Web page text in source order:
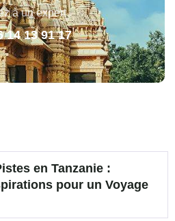
à un expert
14 13 91 17
en Tanzanie :
pour un Voyage